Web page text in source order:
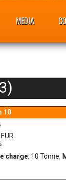
MEDIA
10
charge: 10 Tonne,